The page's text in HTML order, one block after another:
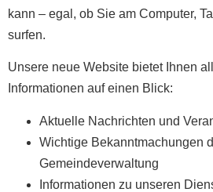
kann – egal, ob Sie am Computer,
surfen.
Unsere neue Website bietet Ihnen
Informationen auf einen Blick:
Aktuelle Nachrichten und
Wichtige Bekanntmachungen
Gemeindeverwaltung
Informationen zu unseren